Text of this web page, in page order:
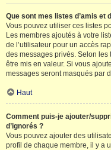
Que sont mes listes d’amis et
Vous pouvez utiliser ces listes
Les membres ajoutés à votre
de l’utilisateur pour un accès
des messages privés. Selon
être mis en valeur. Si vous
messages seront masqués par
Haut
Comment puis-je ajouter/
d’ignorés ?
Vous pouvez ajouter des
profil de chaque membre, il y a